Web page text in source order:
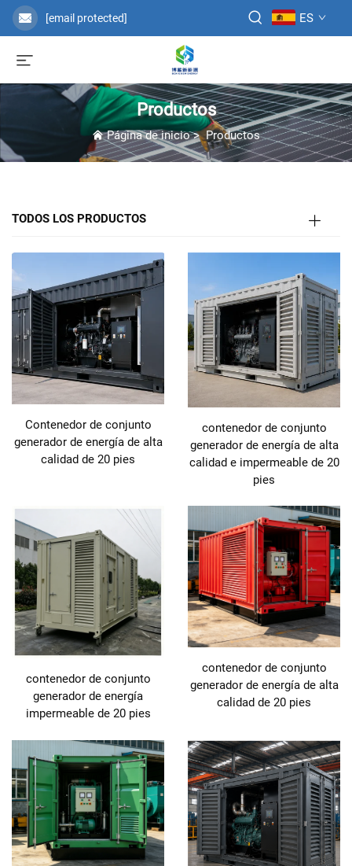
[email protected] ES
Productos
Página de inicio>Productos
TODOS LOS PRODUCTOS
Contenedor de conjunto
generador de energía de alta
calidad de 20 pies
contenedor de conjunto
generador de energía de alta
calidad e impermeable de 20
pies
contenedor de conjunto
generador de energía
impermeable de 20 pies
contenedor de conjunto
generador de energía de alta
calidad de 20 pies